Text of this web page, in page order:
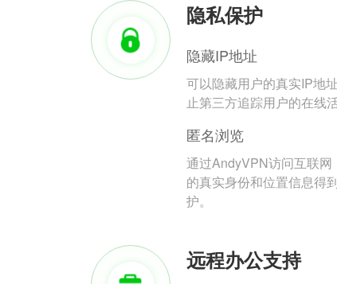
隐私保护
隐藏IP地址
可以隐藏用户的真实IP地
止第三方追踪用户的在线活
匿名浏览
通过AndyVPN访问互联网
的真实身份和位置信息得
护。
远程办公支持